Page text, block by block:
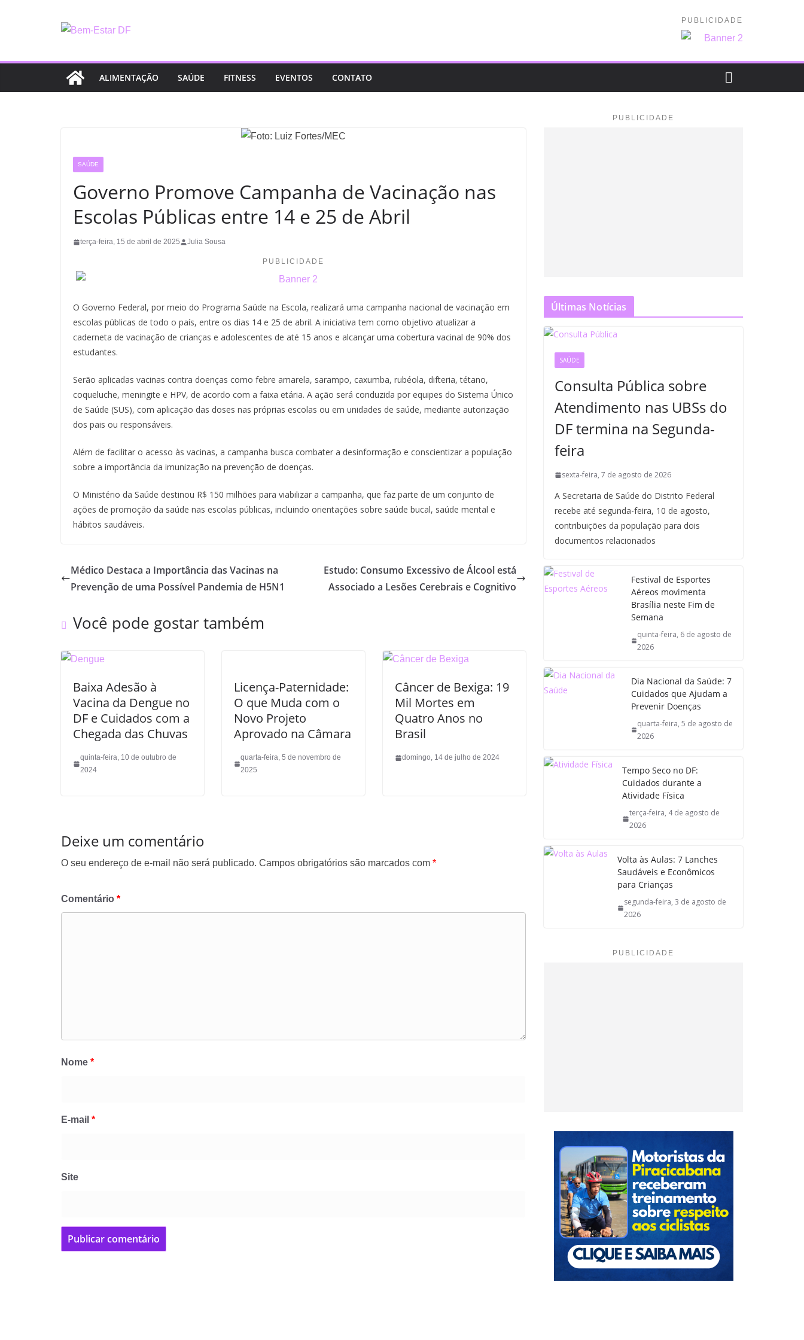
PUBLICIDADE
ALIMENTAÇÃO SAÚDE FITNESS EVENTOS CONTATO
SAÚDE
Governo Promove Campanha de Vacinação nas
Escolas Públicas entre 14 e 25 de Abril
terça-feira, 15 de abril de 2025 Julia Sousa
PUBLICIDADE
O Governo Federal, por meio do Programa Saúde na Escola, realizará uma campanha nacional de vacinação em
escolas públicas de todo o país, entre os dias 14 e 25 de abril. A iniciativa tem como objetivo atualizar a
caderneta de vacinação de crianças e adolescentes de até 15 anos e alcançar uma cobertura vacinal de 90% dos
estudantes.
Serão aplicadas vacinas contra doenças como febre amarela, sarampo, caxumba, rubéola, difteria, tétano,
coqueluche, meningite e HPV, de acordo com a faixa etária. A ação será conduzida por equipes do Sistema Único
de Saúde (SUS), com aplicação das doses nas próprias escolas ou em unidades de saúde, mediante autorização
dos pais ou responsáveis.
Além de facilitar o acesso às vacinas, a campanha busca combater a desinformação e conscientizar a população
sobre a importância da imunização na prevenção de doenças.
O Ministério da Saúde destinou R$ 150 milhões para viabilizar a campanha, que faz parte de um conjunto de
ações de promoção da saúde nas escolas públicas, incluindo orientações sobre saúde bucal, saúde mental e
hábitos saudáveis.
Médico Destaca a Importância das Vacinas na
Prevenção de uma Possível Pandemia de H5N1
Estudo: Consumo Excessivo de Álcool está
Associado a Lesões Cerebrais e Cognitivo
Você pode gostar também
Baixa Adesão à
Vacina da Dengue no
DF e Cuidados com a
Chegada das Chuvas
quinta-feira, 10 de outubro de
2024
Licença-Paternidade:
O que Muda com o
Novo Projeto
Aprovado na Câmara
quarta-feira, 5 de novembro de
2025
Câncer de Bexiga: 19
Mil Mortes em
Quatro Anos no
Brasil
domingo, 14 de julho de 2024
Deixe um comentário
O seu endereço de e-mail não será publicado. Campos obrigatórios são marcados com *
Comentário *
Nome *
E-mail *
Site
PUBLICIDADE
Últimas Notícias
SAÚDE
Consulta Pública sobre
Atendimento nas UBSs do
DF termina na Segunda-
feira
sexta-feira, 7 de agosto de 2026
A Secretaria de Saúde do Distrito Federal
recebe até segunda-feira, 10 de agosto,
contribuições da população para dois
documentos relacionados
Festival de Esportes
Aéreos movimenta
Brasília neste Fim de
Semana
quinta-feira, 6 de agosto de
2026
Dia Nacional da Saúde: 7
Cuidados que Ajudam a
Prevenir Doenças
quarta-feira, 5 de agosto de
2026
Tempo Seco no DF:
Cuidados durante a
Atividade Física
terça-feira, 4 de agosto de
2026
Volta às Aulas: 7 Lanches
Saudáveis e Econômicos
para Crianças
segunda-feira, 3 de agosto de
2026
PUBLICIDADE